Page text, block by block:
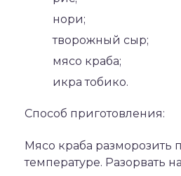
нори;
творожный сыр;
мясо краба;
икра тобико.
Способ приготовления:
Мясо краба разморозить
температуре. Разорвать